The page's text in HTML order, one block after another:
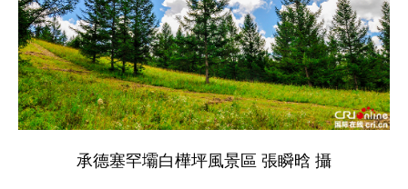
承德塞罕壩白樺坪風景區 張瞬晗 攝